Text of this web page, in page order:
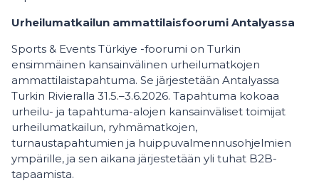
Urheilumatkailun ammattilaisfoorumi Antalyassa
Sports & Events Türkiye -foorumi on Turkin
ensimmäinen kansainvälinen urheilumatkojen
ammattilaistapahtuma. Se järjestetään Antalyassa
Turkin Rivieralla 31.5.–3.6.2026. Tapahtuma kokoaa
urheilu- ja tapahtuma-alojen kansainväliset toimijat
urheilumatkailun, ryhmämatkojen,
turnaustapahtumien ja huippuvalmennusohjelmien
ympärille, ja sen aikana järjestetään yli tuhat B2B-
tapaamista.